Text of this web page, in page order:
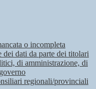
o incompleta
dei dati da parte dei titolari
di amministrazione, di
regionali/provinciali